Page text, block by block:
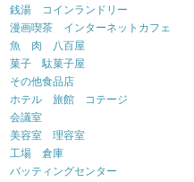
銭湯 コインランドリー
漫画喫茶 インターネットカフェ
魚 肉 八百屋
菓子 駄菓子屋
その他食品店
ホテル 旅館 コテージ
会議室
美容室 理容室
工場 倉庫
バッティングセンター